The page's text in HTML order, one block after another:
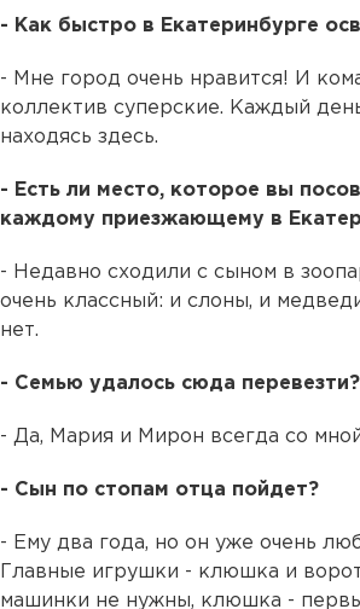
- Как быстро в Екатеринбурге
- Мне город очень нравится! И
коллектив суперские. Каждый
находясь здесь.
- Есть ли место, которое вы
каждому приезжающему в
- Недавно сходили с сыном в
очень классный: и слоны, и
нет.
- Семью удалось сюда перевезти?
- Да, Мария и Мирон всегда со
- Сын по стопам отца пойдет?
- Ему два года, но он уже очень
Главные игрушки - клюшка и
машинки не нужны, клюшка -